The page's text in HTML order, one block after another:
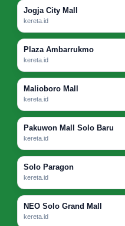
Jogja City Mall
kereta.id
Plaza Ambarrukmo
kereta.id
Malioboro Mall
kereta.id
Pakuwon Mall Solo Baru
kereta.id
Solo Paragon
kereta.id
NEO Solo Grand Mall
kereta.id